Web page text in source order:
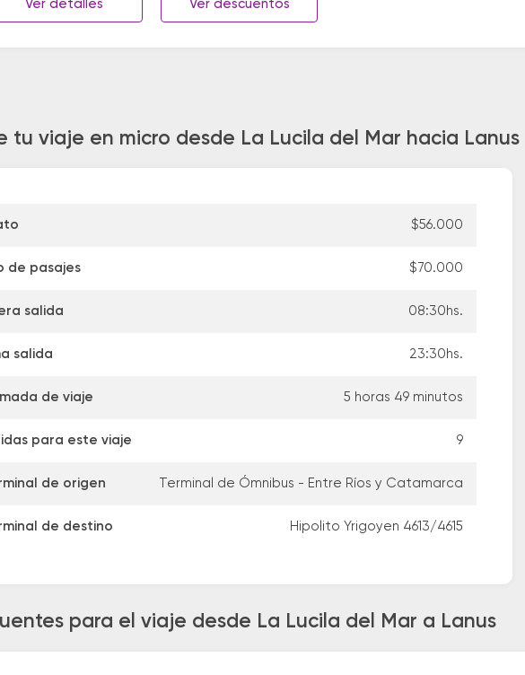
Ver detalles Ver descuentos
tu viaje en micro desde La Lucila del Mar hacia Lanus
$56.000
de pasajes $70.000
salida 08:30hs.
salida 23:30hs.
de viaje 5 horas 49 minutos
para este viaje 9
de origen Terminal de Ómnibus - Entre Ríos y Catamarca
de destino Hipolito Yrigoyen 4613/4615
para el viaje desde La Lucila del Mar a Lanus